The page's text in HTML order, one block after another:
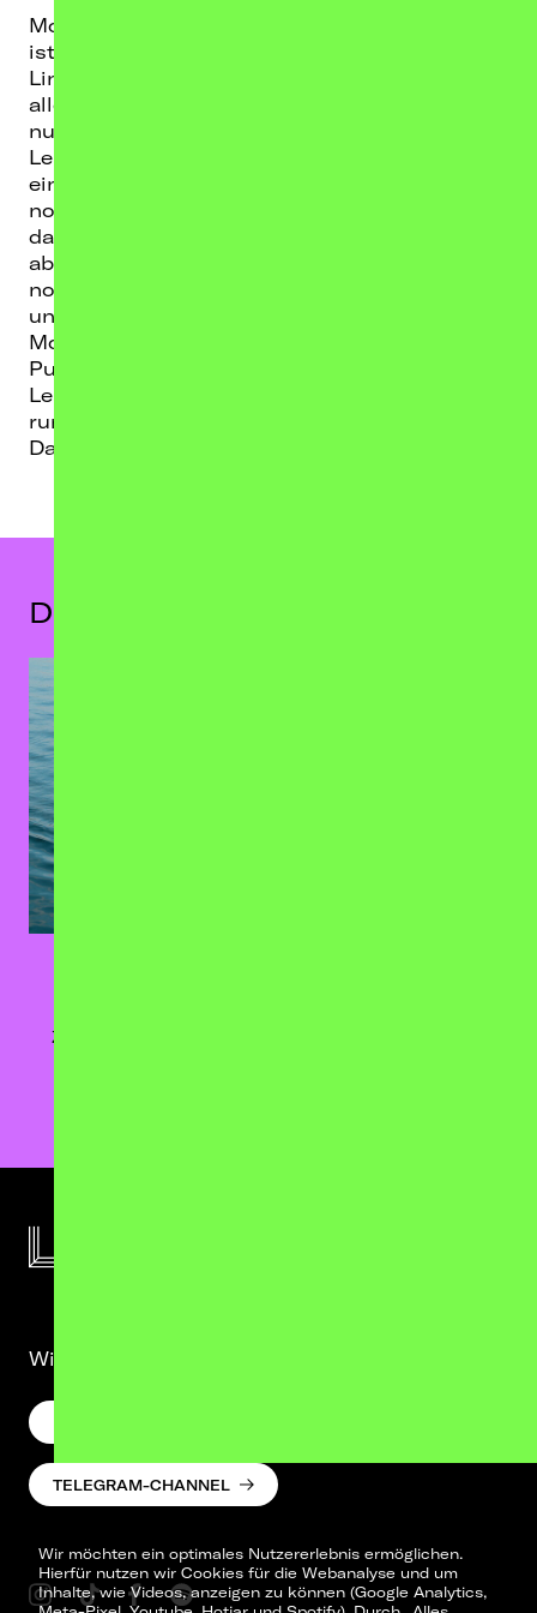
Moritz Neumeier ist einer von den Guten. Das
ist klar.
Links, antirassistisch, feministisch – ist er ja
alles, macht er ja alles. Da kann man sich ja
nun ein bisschen drauf ausruhen und den
Leuten erzählen, wie sie zu leben haben. Gut,
ein oder zwei Sachen gäbe es da eventuell
noch, über die man nachdenken könnte. Und
das Patriarchat ist ja auch noch nicht
abgeschafft. Na dann macht er eben doch
noch ein Programm und nimmt das Ganze mal
unter die Lupe.
Moritz Neumeier geht gemeinsam mit dem
Publikum dahin, wo es wehtut. Ins eigene
Leben, die eigenen Privilegien und ganz tief
runter in unsere gut meinende Seele.
Das wird witzig!
Das könnte dir auch gefallen
Zentralheize, Erfurt
Wir möchten ein optimales Nutzererlebnis ermöglichen.
Hierfür nutzen wir Cookies für die Webanalyse und um
Inhalte, wie Videos, anzeigen zu können (Google Analytics,
Wir lassen was hören. Versprochen.
TELEGRAM-CHANNEL